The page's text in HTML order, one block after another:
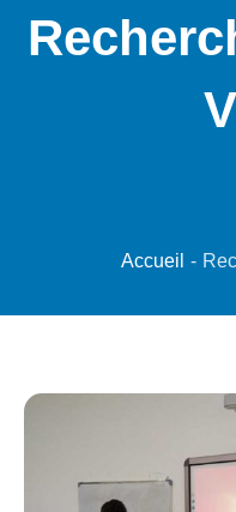
Accueil -